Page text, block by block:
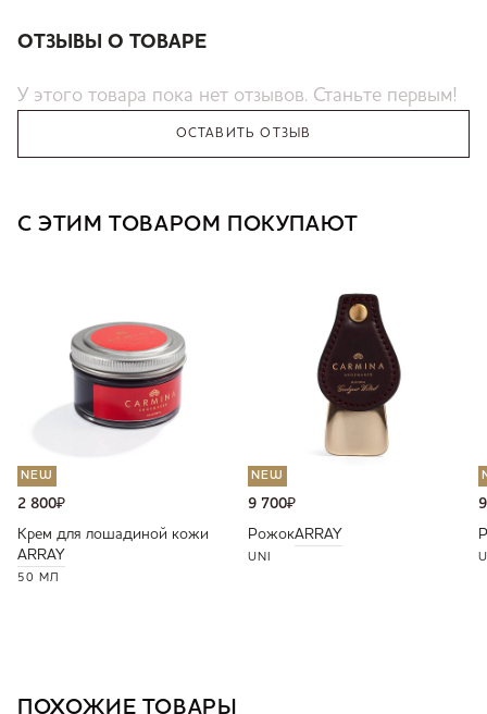
ОТЗЫВЫ О ТОВАРЕ
У этого товара пока нет отзывов. Станьте первым!
ОСТАВИТЬ ОТЗЫВ
С ЭТИМ ТОВАРОМ ПОКУПАЮТ
NEW
2 800₽
Крем для лошадиной кожи
ARRAY
50 МЛ
NEW
9 700₽
РожокARRAY
UNI
ПОХОЖИЕ ТОВАРЫ